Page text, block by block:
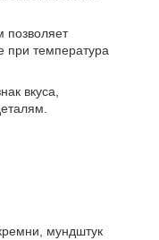
при температура
вкуса,
мундштук